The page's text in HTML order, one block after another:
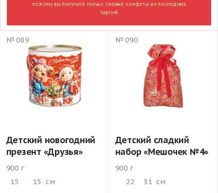
№ 089
Детский новогодний
презент «Друзья»
900 г
15
15 см
№ 090
Детский сладкий
набор «Мешочек №4»
900 г
22
31 см
поэтому вы получите только свежие конфеты из последних
партий